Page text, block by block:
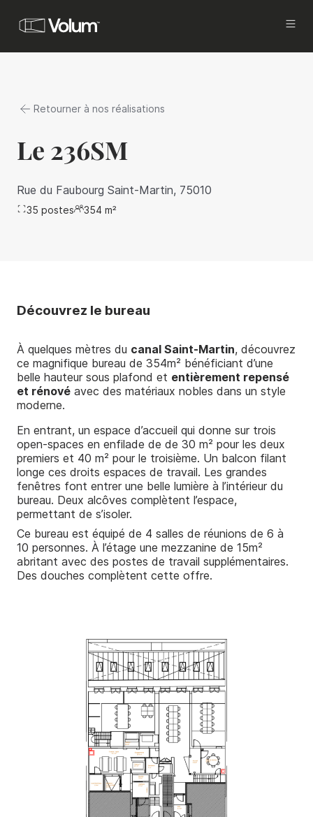
vous cherchez à commercialiser
et mettre en gestion vos actifs, tout en
Locataires
Nos outils
Retourner à nos réalisations
Le 236SM
Rue du Faubourg Saint-Martin, 75010
35 postes 354 m²
Découvrez le bureau
À quelques mètres du canal Saint-Martin, découvrez
ce magnifique bureau de 354m² bénéficiant d’une
belle hauteur sous plafond et entièrement repensé
et rénové avec des matériaux nobles dans un style
moderne.
En entrant, un espace d’accueil qui donne sur trois
open-spaces en enfilade de de 30 m² pour les deux
premiers et 40 m² pour le troisième. Un balcon filant
longe ces droits espaces de travail. Les grandes
fenêtres font entrer une belle lumière à l’intérieur du
bureau. Deux alcôves complètent l’espace,
permettant de s’isoler.
Ce bureau est équipé de 4 salles de réunions de 6 à
10 personnes. À l’étage une mezzanine de 15m²
abritant avec des postes de travail supplémentaires.
Des douches complètent cette offre.